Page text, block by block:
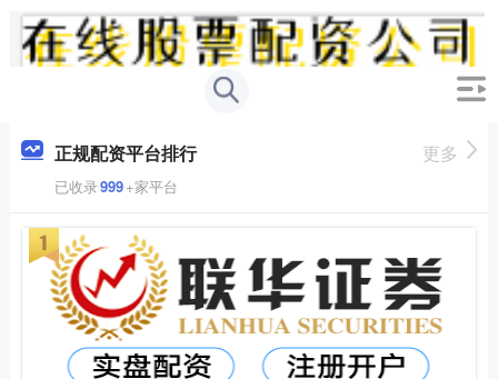
正规配资平台排行
已收录999+家平台
更多